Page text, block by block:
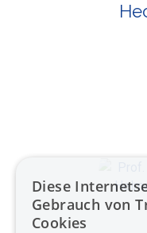
Diese
Gebrauch von
Cookies